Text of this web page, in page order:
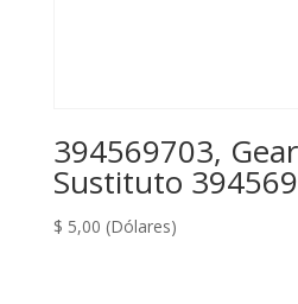
394569703,
Sustituto
$ 5,00 (Dólares)